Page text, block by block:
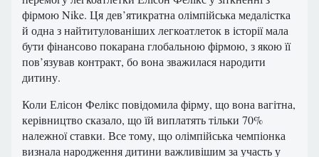
фірмою Nike. Ця дев’ятикратна олімпійська медалістка
й одна з найтитулованіших легкоатлеток в історії мала
бути фінансово покарана глобальною фірмою, з якою її
пов’язував контракт, бо вона зважилася народити
дитину.
Коли Елісон Фелікс повідомила фірму, що вона вагітна,
керівництво сказало, що їй виплатять тільки 70%
належної ставки. Все тому, що олімпійська чемпіонка
визнала народження дитини важливішим за участь у